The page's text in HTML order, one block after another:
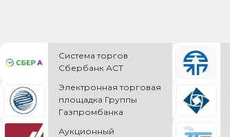
Система торгов
Сбербанк АСТ
Электронная торговая
площадка Группы
Газпромбанка
Аукционный